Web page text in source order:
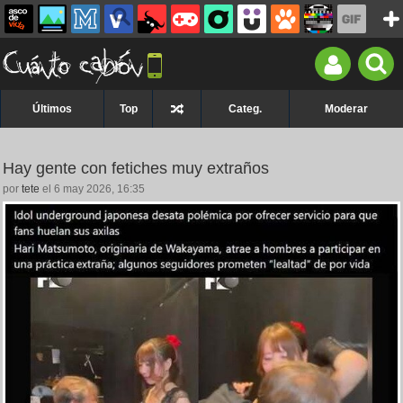
Últimos Top Categ. Moderar
Hay gente con fetiches muy extraños
por tete el 6 may 2026, 16:35